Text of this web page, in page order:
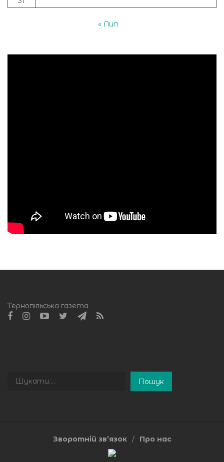
« Лип
Тернопільська газета
Пошук
Пошук
Зворотній зв’язок Про нас